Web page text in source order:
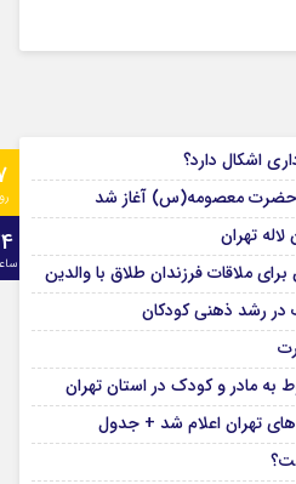
اشکال دارد؟
حضرت معصومه(س) آغاز شد
تهران
برای ملاقات فرزندان طلاق با والدین
در رشد ذهنی کودکان
به مادر و کودک در استان تهران
تهران اعلام شد + جدول